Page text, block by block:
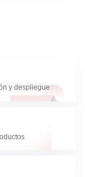
y despliegue